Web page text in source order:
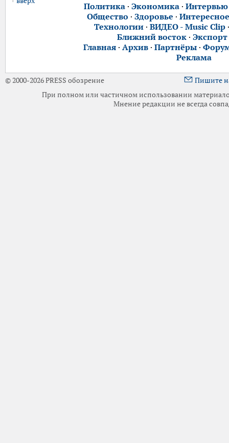
Политика· Экономика· Интервью
Общество · Здоровье · Интересное
Технологии· ВИДЕО - Music Clip
Ближний восток ·
Главная· Архив· Партнёры·
Реклама
© 2000-2026 PRESS обозрение
Пишите
При полном или частичном использовании
Мнение редакции не всегда